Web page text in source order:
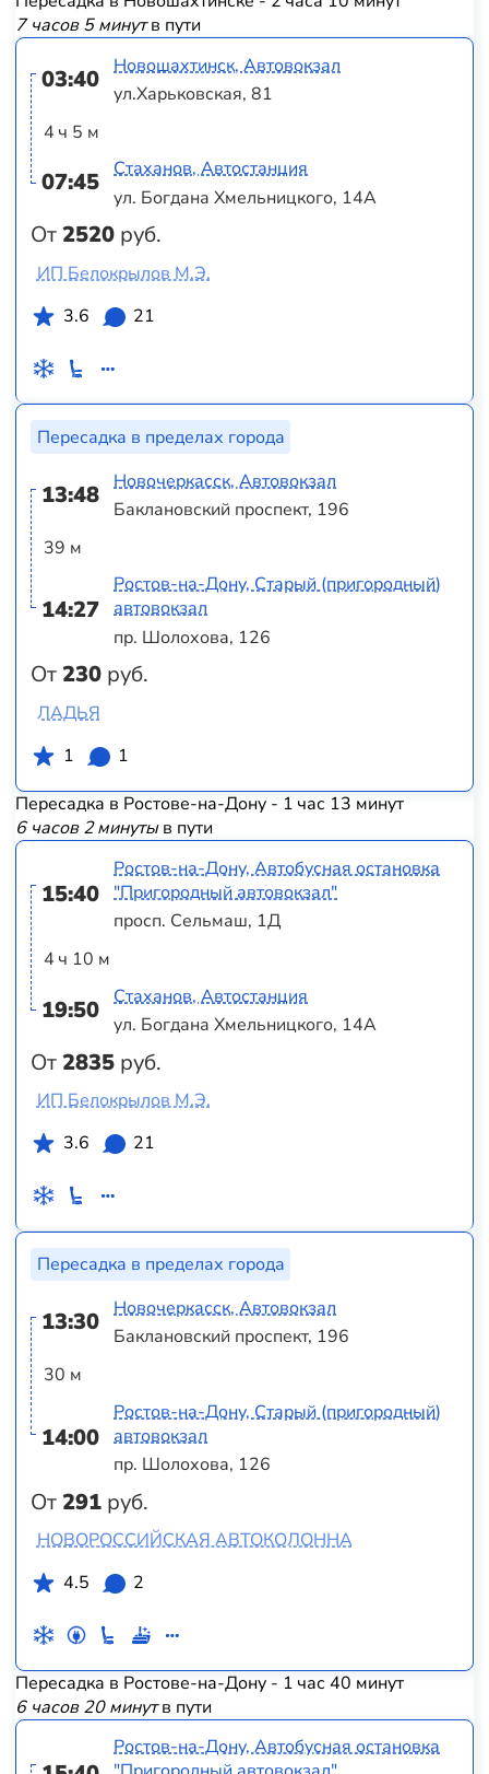
7 часов 5 минутв пути
03:40
4 ч 5 м
07:45
От2520 руб.
Новошахтинск, Автовокзал
ул.Харьковская, 81
Стаханов, Автостанция
ул. Богдана Хмельницкого, 14А
ИП Белокрылов М.Э.
3.6
21
Пересадка в пределах города
13:48
39 м
14:27
От230 руб.
Новочеркасск, Автовокзал
Баклановский проспект, 196
Ростов-на-Дону, Старый (пригородный)
автовокзал
пр. Шолохова, 126
ЛАДЬЯ
1
1
Пересадка в Ростове-на-Дону - 1 час 13 минут
6 часов 2 минутыв пути
15:40
4 ч 10 м
19:50
От2835 руб.
Ростов-на-Дону, Автобусная остановка
"Пригородный автовокзал"
просп. Сельмаш, 1Д
Стаханов, Автостанция
ул. Богдана Хмельницкого, 14А
ИП Белокрылов М.Э.
3.6
21
Пересадка в пределах города
13:30
30 м
14:00
От291 руб.
Новочеркасск, Автовокзал
Баклановский проспект, 196
Ростов-на-Дону, Старый (пригородный)
автовокзал
пр. Шолохова, 126
НОВОРОССИЙСКАЯ АВТОКОЛОННА
4.5
2
Пересадка в Ростове-на-Дону - 1 час 40 минут
6 часов 20 минутв пути
Ростов-на-Дону, Автобусная остановка